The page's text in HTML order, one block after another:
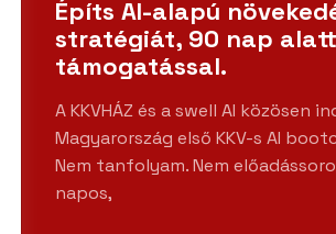
Építs AI-alapú
stratégiát, 90 nap
támogatással.
A KKVHÁZ és a swell AI közösen
Magyarország első KKV-s AI
Nem tanfolyam. Nem
napos,